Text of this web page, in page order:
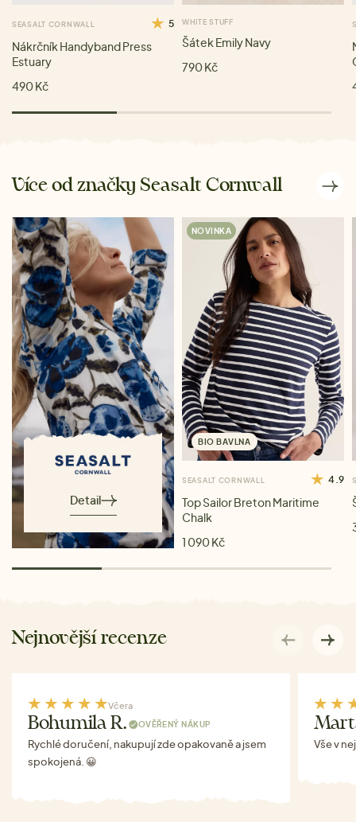
SEASALT CORNWALL 5
Nákrčník Handyband Press
Estuary
490 Kč
WHITE STUFF
Šátek Emily Navy
790 Kč
Více od značky Seasalt Cornwall
Detail
NOVINKA
BIO BAVLNA
SEASALT CORNWALL 4.9
Top Sailor Breton Maritime
Chalk
1 090 Kč
Nejnovější recenze
Včera
Bohumila R. OVĚŘENÝ NÁKUP
Rychlé doručení, nakupují zde opakovaně a jsem
spokojená. 😀
Vše v